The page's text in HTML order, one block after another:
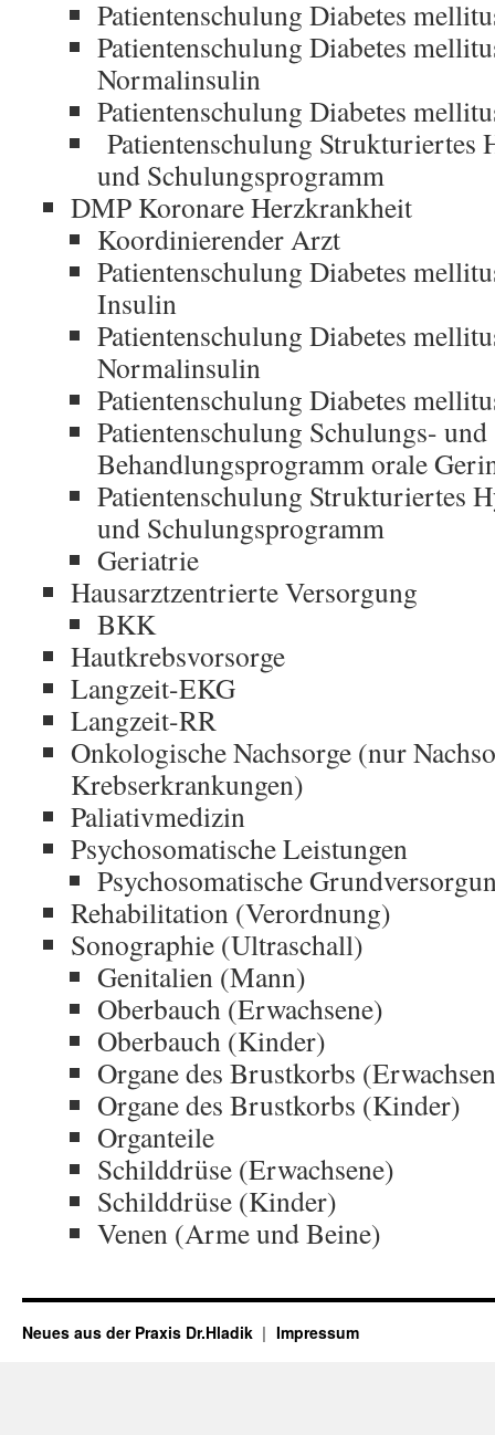
Patientenschulung Diabetes
Patientenschulung Diabetes
Normalinsulin
Patientenschulung Diabetes
Patientenschulung Strukturiertes
und Schulungsprogramm
DMP Koronare Herzkrankheit
Koordinierender Arzt
Patientenschulung Diabetes
Insulin
Patientenschulung Diabetes
Normalinsulin
Patientenschulung Diabetes
Patientenschulung Schulungs- und
Behandlungsprogramm orale
Patientenschulung Strukturiertes
und Schulungsprogramm
Geriatrie
Hausarztzentrierte Versorgung
BKK
Hautkrebsvorsorge
Langzeit-EKG
Langzeit-RR
Onkologische Nachsorge (nur
Krebserkrankungen)
Paliativmedizin
Psychosomatische Leistungen
Psychosomatische
Rehabilitation (Verordnung)
Sonographie (Ultraschall)
Genitalien (Mann)
Oberbauch (Erwachsene)
Oberbauch (Kinder)
Organe des Brustkorbs
Organe des Brustkorbs (Kinder)
Organteile
Schilddrüse (Erwachsene)
Schilddrüse (Kinder)
Venen (Arme und Beine)
Neues aus der Praxis Dr.Hladik Impressum